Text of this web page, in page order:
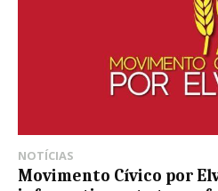
NOTÍCIAS
Movimento Cívico por